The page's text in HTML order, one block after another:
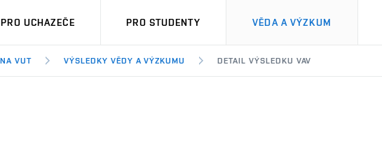
PRO UCHAZEČE PRO STUDENTY VĚDA A VÝZKUM
VUT VÝSLEDKY VĚDY A VÝZKUMU DETAIL VÝSLEDKU VAV